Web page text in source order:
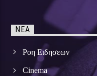
ΝΕΑ
Ροη Ειδησεων
Cinema